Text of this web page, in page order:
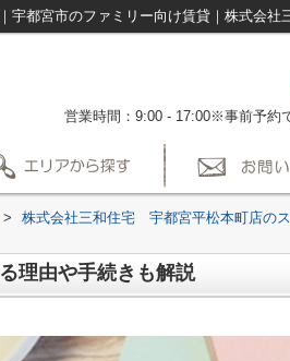
宇都宮市のファミリー向け賃貸｜株式会社
営業時間：9:00 - 17:00※事前予約
> 株式会社三和住宅 宇都宮平松本町店の
理由や手続きも解説